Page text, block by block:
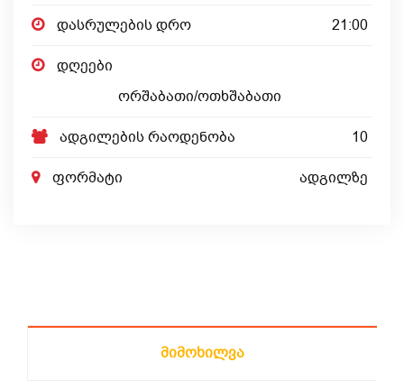
Მიმოხილვა
დასრულების დრო 21:00
დღეები
ორშაბათი/ოთხშაბათი
ადგილების რაოდენობა 10
ფორმატი ადგილზე